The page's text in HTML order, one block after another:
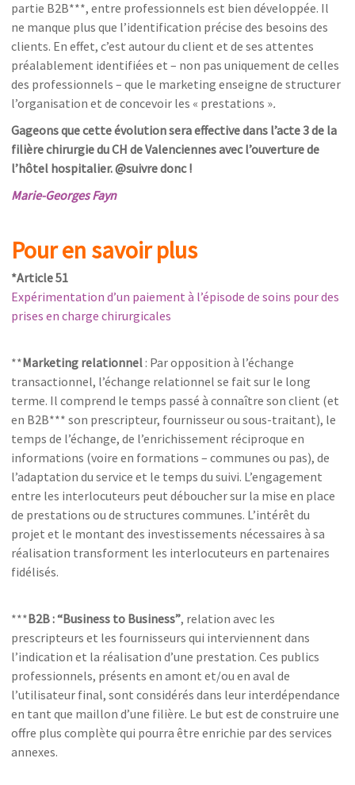
partie B2B***, entre professionnels est bien développée. Il
ne manque plus que l’identification précise des besoins des
clients. En effet, c’est autour du client et de ses attentes
préalablement identifiées et – non pas uniquement de celles
des professionnels – que le marketing enseigne de structurer
l’organisation et de concevoir les « prestations ».
Gageons que cette évolution sera effective dans l’acte 3 de la
filière chirurgie du CH de Valenciennes avec l’ouverture de
l’hôtel hospitalier. @suivre donc !
Marie-Georges Fayn
Pour en savoir plus
*Article 51
Expérimentation d’un paiement à l’épisode de soins pour des
prises en charge chirurgicales
**Marketing relationnel : Par opposition à l’échange
transactionnel, l’échange relationnel se fait sur le long
terme. Il comprend le temps passé à connaître son client (et
en B2B*** son prescripteur, fournisseur ou sous-traitant), le
temps de l’échange, de l’enrichissement réciproque en
informations (voire en formations – communes ou pas), de
l’adaptation du service et le temps du suivi. L’engagement
entre les interlocuteurs peut déboucher sur la mise en place
de prestations ou de structures communes. L’intérêt du
projet et le montant des investissements nécessaires à sa
réalisation transforment les interlocuteurs en partenaires
fidélisés.
***B2B : “Business to Business”, relation avec les
prescripteurs et les fournisseurs qui interviennent dans
l’indication et la réalisation d’une prestation. Ces publics
professionnels, présents en amont et/ou en aval de
l’utilisateur final, sont considérés dans leur interdépendance
en tant que maillon d’une filière. Le but est de construire une
offre plus complète qui pourra être enrichie par des services
annexes.